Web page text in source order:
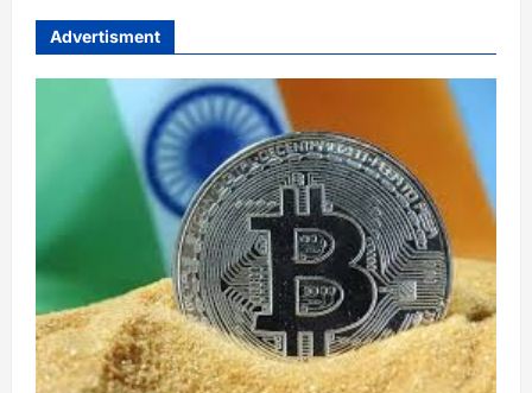
Advertisment